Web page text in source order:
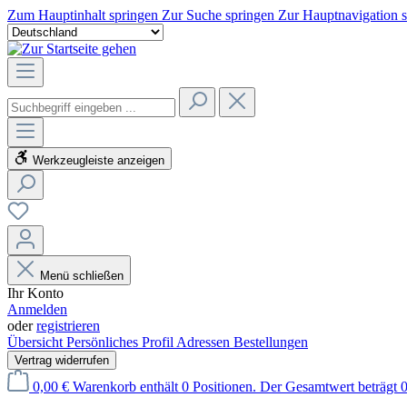
Zum Hauptinhalt springen Zur Suche springen Zur Hauptnavigation
Werkzeugleiste anzeigen
Menü schließen
Ihr Konto
Anmelden
oderregistrieren
Übersicht Persönliches Profil Adressen Bestellungen
Vertrag widerrufen
0,00 € Warenkorb enthält 0 Positionen. Der Gesamtwert beträgt